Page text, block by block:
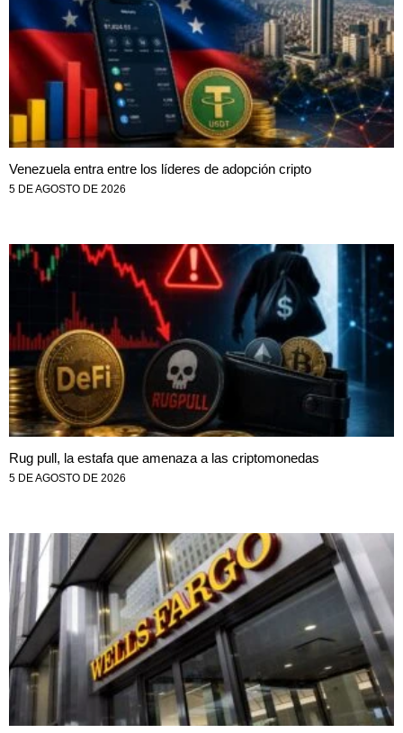
Venezuela entra entre los líderes de adopción cripto
5 DE AGOSTO DE 2026
Rug pull, la estafa que amenaza a las criptomonedas
5 DE AGOSTO DE 2026